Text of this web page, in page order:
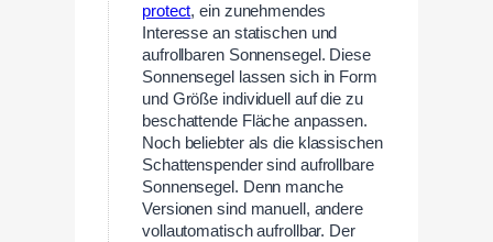
protect, ein zunehmendes
Interesse an statischen und
aufrollbaren Sonnensegel. Diese
Sonnensegel lassen sich in Form
und Größe individuell auf die zu
beschattende Fläche anpassen.
Noch beliebter als die klassischen
Schattenspender sind aufrollbare
Sonnensegel. Denn manche
Versionen sind manuell, andere
vollautomatisch aufrollbar. Der